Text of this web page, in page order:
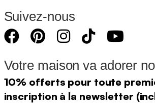
Suivez-nous
Votre maison va adorer
10% offerts pour toute
inscription à la newsletter